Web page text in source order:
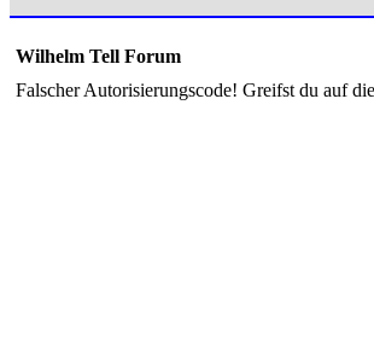
Wilhelm Tell Forum
Falscher Autorisierungscode! Greifst du auf